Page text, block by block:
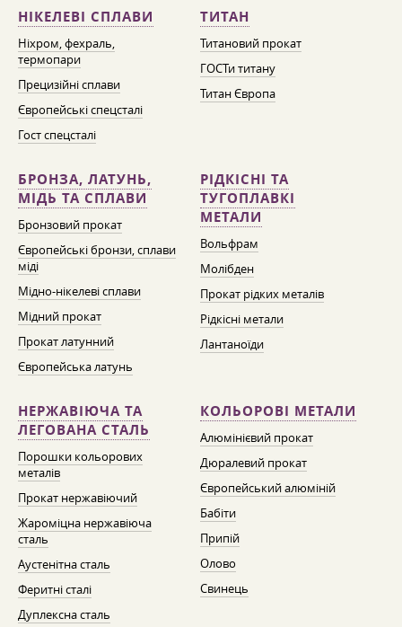
НІКЕЛЕВІ СПЛАВИ
Ніхром, фехраль,
термопари
Прецизійні сплави
Європейські спецсталі
Гост спецсталі
ТИТАН
Титановий прокат
ГОСТи титану
Титан Європа
БРОНЗА, ЛАТУНЬ,
МІДЬ ТА СПЛАВИ
Бронзовий прокат
Європейські бронзи, сплави
міді
Мідно-нікелеві сплави
Мідний прокат
Прокат латунний
Європейська латунь
РІДКІСНІ ТА
ТУГОПЛАВКІ
МЕТАЛИ
Вольфрам
Молібден
Прокат рідких металів
Рідкісні метали
Лантаноїди
НЕРЖАВІЮЧА ТА
ЛЕГОВАНА СТАЛЬ
Порошки кольорових
металів
Прокат нержавіючий
Жароміцна нержавіюча
сталь
Аустенітна сталь
Феритні сталі
Дуплексна сталь
КОЛЬОРОВІ МЕТАЛИ
Алюмінієвий прокат
Дюралевий прокат
Європейський алюміній
Бабіти
Припій
Олово
Свинець